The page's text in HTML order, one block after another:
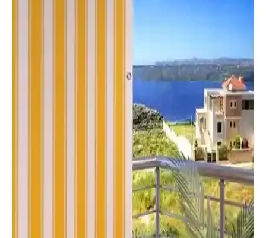
İki balkon perdesi ürününü detaylı karşılaştırıyoruz. Malzeme,
dayanıklılık, kullanım özellikleri ve kullanıcı geri bildirimleriyle ilgili
Altın Pamuk Balkon Perdesi Karşılaştırması Mavi
ve Bej Seçenekleri Hakkında Detaylı Bilgi
İki farklı renk ve özellikteki balkon perdelerini detaylı
karşılaştırıyoruz. Mavi ve bej seçenekleriyle, dayanıklılık, montaj
kolaylığı ve kullanıcı deneyimleriyle en uygun seçeneği
Morpi Her Ölçüde Enxboy Seçenekli Balkon Perdesi
Dayanıklı ve Estetik Tasarım